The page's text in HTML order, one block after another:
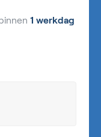
1 werkdag